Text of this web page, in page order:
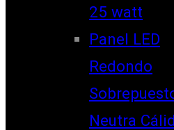
25 watt
Panel LED
Redondo
Neutra